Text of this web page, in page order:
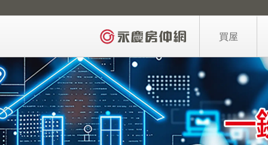
買屋
區域找房
買屋力找房
3年內新屋